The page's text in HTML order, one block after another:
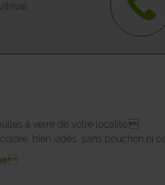
JEMEPPE-SUR-SAMBRE
LA BRUYERE
à verre de votre localité.
bien vidés, sans bouchon ni